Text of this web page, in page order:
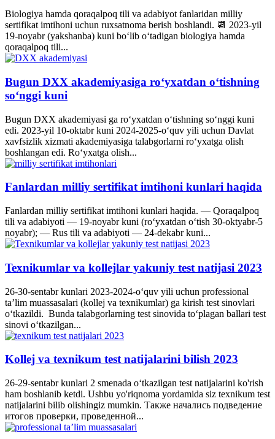
Biologiya hamda qoraqalpoq tili va adabiyot fanlaridan milliy
sertifikat imtihoni uchun ruxsatnoma berish boshlandi. 📆 2023-yil
19-noyabr (yakshanba) kuni bo‘lib o‘tadigan biologiya hamda
qoraqalpoq tili...
Bugun DXX akademiyasiga ro‘yxatdan o‘tishning
soʻnggi kuni
Bugun DXX akademiyasi ga ro‘yxatdan o‘tishning soʻnggi kuni
edi. 2023-yil 10-oktabr kuni 2024-2025-o‘quv yili uchun Davlat
xavfsizlik xizmati akademiyasiga talabgorlarni ro‘yxatga olish
boshlangan edi. Ro‘yxatga olish...
Fanlardan milliy sertifikat imtihoni kunlari haqida
Fanlardan milliy sertifikat imtihoni kunlari haqida. — Qoraqalpoq
tili va adabiyoti — 19-noyabr kuni (ro‘yxatdan o‘tish 30-oktyabr-5
noyabr); — Rus tili va adabiyoti — 24-dekabr kuni...
Texnikumlar va kollejlar yakuniy test natijasi 2023
26-30-sentabr kunlari 2023-2024-o‘quv yili uchun professional
ta’lim muassasalari (kollej va texnikumlar) ga kirish test sinovlari
o‘tkazildi. Bunda talabgorlarning test sinovida to‘plagan ballari test
sinovi o‘tkazilgan...
Kollej va texnikum test natijalarini bilish 2023
26-29-sentabr kunlari 2 smenada o‘tkazilgan test natijalarini ko'rish
ham boshlanib ketdi. Ushbu yo'riqnoma yordamida siz texnikum test
natijalarini bilib olishingiz mumkin. Также начались подведение
итогов проверки, проведенной...